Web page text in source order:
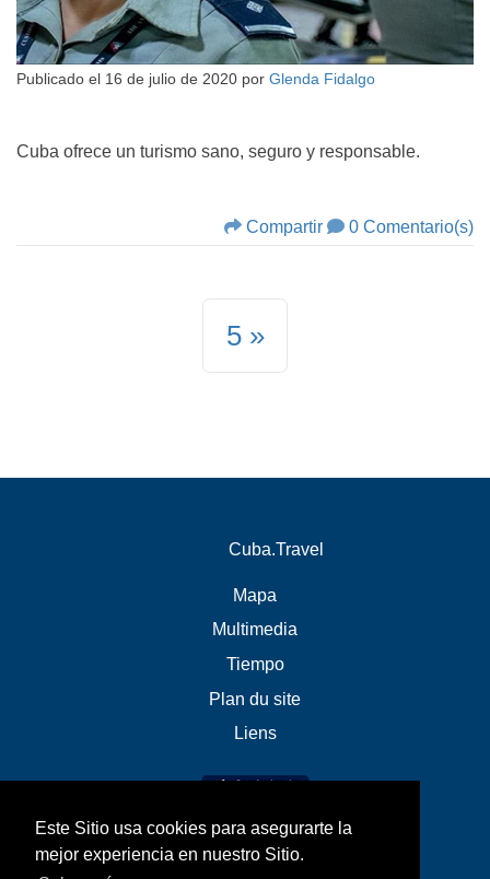
Este Sitio usa cookies para asegurarte la
mejor experiencia en nuestro Sitio.
Publicado el 16 de julio de 2020 por Glenda Fidalgo
Cuba ofrece un turismo sano, seguro y responsable.
Compartir 0 Comentario(s)
5
Cuba.Travel
Mapa
Multimedia
Tiempo
Plan du site
Liens